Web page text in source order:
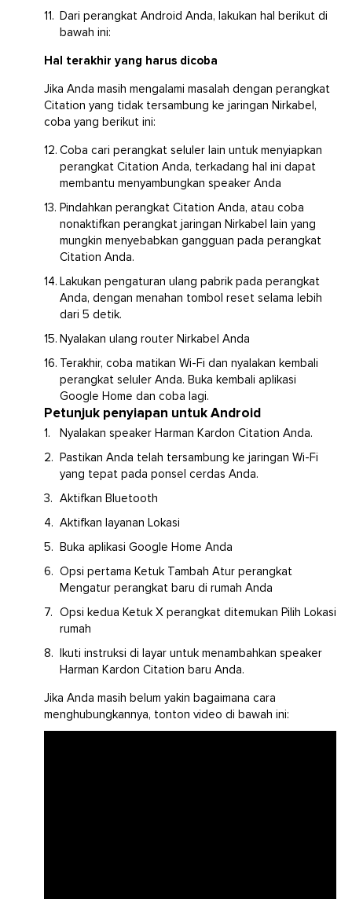
Dari perangkat Android Anda, lakukan hal berikut di
bawah ini:
Hal terakhir yang harus dicoba
Jika Anda masih mengalami masalah dengan perangkat
Citation yang tidak tersambung ke jaringan Nirkabel,
coba yang berikut ini:
Coba cari perangkat seluler lain untuk menyiapkan
perangkat Citation Anda, terkadang hal ini dapat
membantu menyambungkan speaker Anda
Pindahkan perangkat Citation Anda, atau coba
nonaktifkan perangkat jaringan Nirkabel lain yang
mungkin menyebabkan gangguan pada perangkat
Citation Anda.
Lakukan pengaturan ulang pabrik pada perangkat
Anda, dengan menahan tombol reset selama lebih
dari 5 detik.
Nyalakan ulang router Nirkabel Anda
Terakhir, coba matikan Wi-Fi dan nyalakan kembali
perangkat seluler Anda. Buka kembali aplikasi
Google Home dan coba lagi.
Petunjuk penyiapan untuk Android
Nyalakan speaker Harman Kardon Citation Anda.
Pastikan Anda telah tersambung ke jaringan Wi-Fi
yang tepat pada ponsel cerdas Anda.
Aktifkan Bluetooth
Aktifkan layanan Lokasi
Buka aplikasi Google Home Anda
Opsi pertama Ketuk Tambah Atur perangkat
Mengatur perangkat baru di rumah Anda
Opsi kedua Ketuk X perangkat ditemukan Pilih Lokasi
rumah
Ikuti instruksi di layar untuk menambahkan speaker
Harman Kardon Citation baru Anda.
Jika Anda masih belum yakin bagaimana cara
menghubungkannya, tonton video di bawah ini: